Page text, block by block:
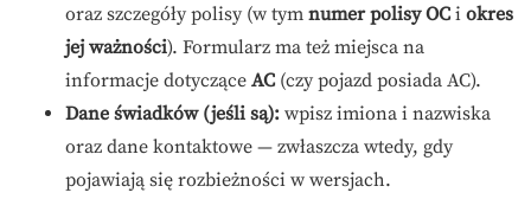
oraz szczegóły polisy (w tym numer polisy OC i okres
jej ważności). Formularz ma też miejsca na
informacje dotyczące AC (czy pojazd posiada AC).
Dane świadków (jeśli są): wpisz imiona i nazwiska
oraz dane kontaktowe — zwłaszcza wtedy, gdy
pojawiają się rozbieżności w wersjach.